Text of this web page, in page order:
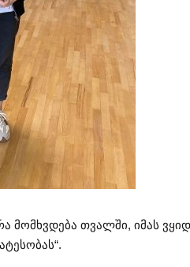
მომხვდება თვალში, იმას